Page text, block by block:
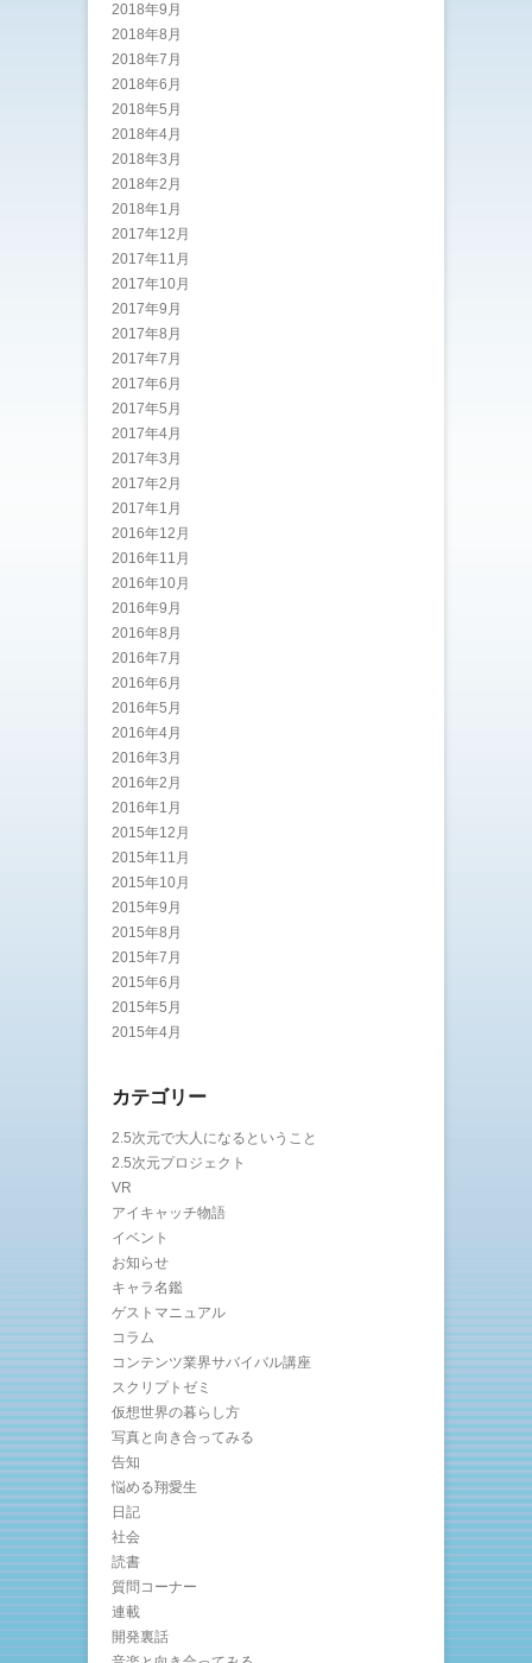
2018年9月
2018年8月
2018年7月
2018年6月
2018年5月
2018年4月
2018年3月
2018年2月
2018年1月
2017年12月
2017年11月
2017年10月
2017年9月
2017年8月
2017年7月
2017年6月
2017年5月
2017年4月
2017年3月
2017年2月
2017年1月
2016年12月
2016年11月
2016年10月
2016年9月
2016年8月
2016年7月
2016年6月
2016年5月
2016年4月
2016年3月
2016年2月
2016年1月
2015年12月
2015年11月
2015年10月
2015年9月
2015年8月
2015年7月
2015年6月
2015年5月
2015年4月
カテゴリー
2.5次元で大人になるということ
2.5次元プロジェクト
VR
アイキャッチ物語
イベント
お知らせ
キャラ名鑑
ゲストマニュアル
コラム
コンテンツ業界サバイバル講座
スクリプトゼミ
仮想世界の暮らし方
写真と向き合ってみる
告知
悩める翔愛生
日記
社会
読書
質問コーナー
連載
開発裏話